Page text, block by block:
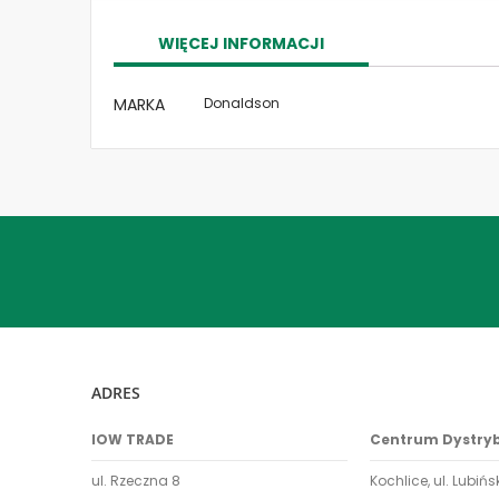
galleryWIĘCEJ INFORMACJI
Więcej
informacji
MARKA Donaldson
ADRES
IOW TRADE
ul. Rzeczna 8
Centrum
Kochlice, ul.